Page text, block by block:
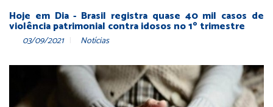
Hoje em Dia - Brasil registra quase 40 mil casos de
violência patrimonial contra idosos no 1º trimestre
03/09/2021 Notícias